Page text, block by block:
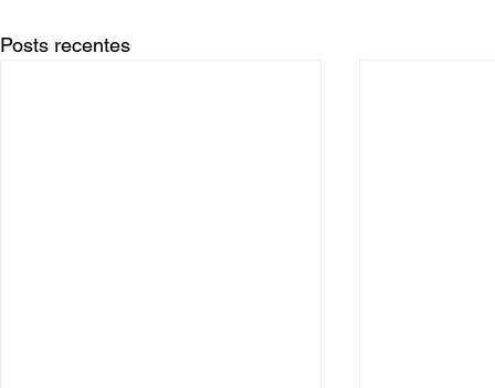
Posts recentes